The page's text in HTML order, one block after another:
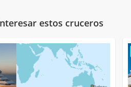
estos cruceros